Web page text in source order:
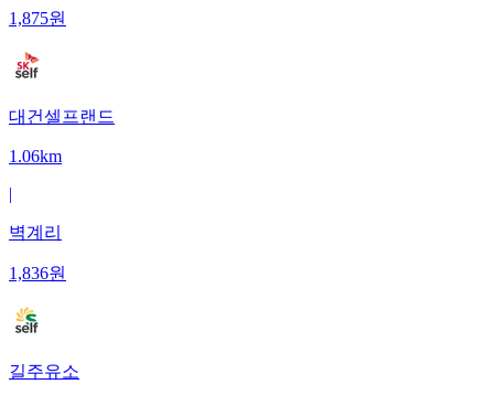
1,875원
대건셀프랜드
1.06km
|
벽계리
1,836원
길주유소